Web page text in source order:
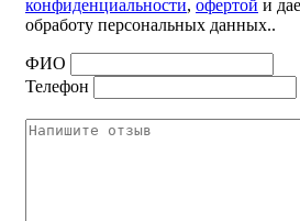
конфиденциальности, офертой и
обработу персональных данных..
ФИО
Телефон